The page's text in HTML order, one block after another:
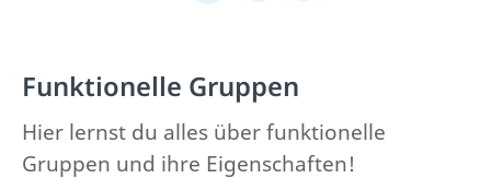
Funktionelle Gruppen
Hier lernst du alles über funktionelle
Gruppen und ihre Eigenschaften!